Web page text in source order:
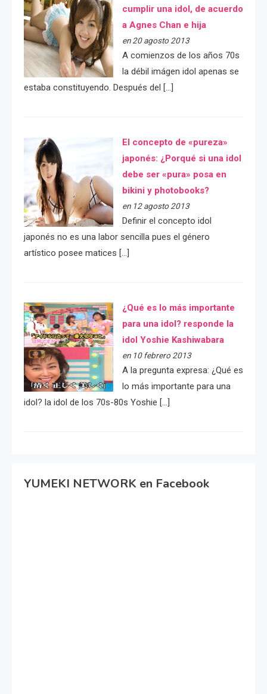
cumplir una idol, de acuerdo
a Agnes Chan e hija
en 20 agosto 2013
A comienzos de los años 70s
la débil imágen idol apenas se
estaba constituyendo. Después del […]
El concepto de «pureza»
japonés: ¿Porqué si una idol
debe ser «pura» posa en
bikini y photobooks?
en 12 agosto 2013
Definir el concepto idol
japonés no es una labor sencilla pues el género
artístico posee matices […]
¿Qué es lo más importante
para una idol? responde la
idol Yoshie Kashiwabara
en 10 febrero 2013
A la pregunta expresa: ¿Qué es
lo más importante para una
idol? la idol de los 70s-80s Yoshie […]
YUMEKI NETWORK en Facebook